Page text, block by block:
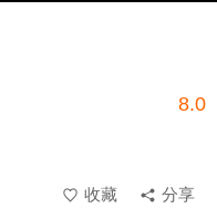
8.0
收藏
分享